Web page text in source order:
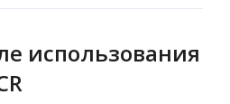
использования